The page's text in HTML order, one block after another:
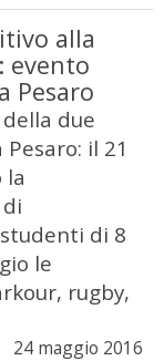
alla
evento
Pesaro
due
il 21
la
di 8
le
rugby,
24 maggio 2016